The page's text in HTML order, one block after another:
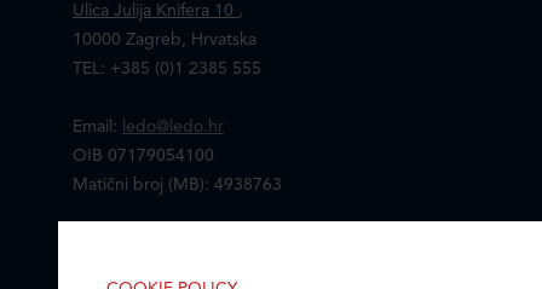
Ulica Julija Knifera 10
10000 Zagreb, Hrvatska
TEL: +385 (0)1 2385 555
Email:
ledo@ledo.hr
OIB 07179054100
Matični broj (MB): 4938763